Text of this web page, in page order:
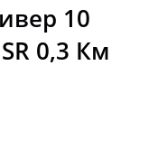
10
0,3 Км